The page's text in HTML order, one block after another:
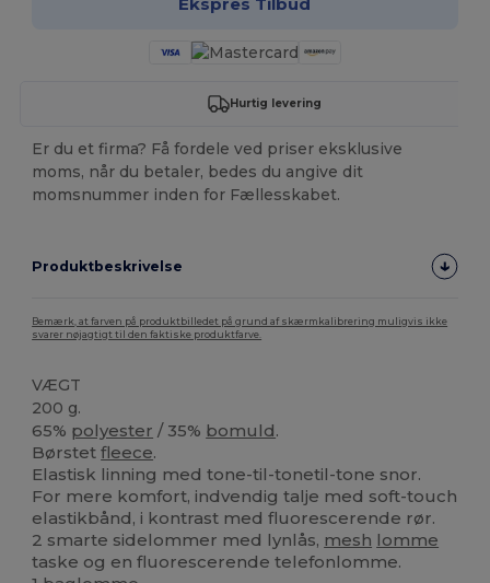
Ekspres Tilbud
Hurtig levering
Er du et firma? Få fordele ved priser eksklusive
moms, når du betaler, bedes du angive dit
momsnummer inden for Fællesskabet.
Produktbeskrivelse
Bemærk, at farven på produktbilledet på grund af skærmkalibrering muligvis ikke
svarer nøjagtigt til den faktiske produktfarve.
VÆGT
200 g.
65% polyester / 35% bomuld.
Børstetfleece.
Elastisk linning med tone-til-tonetil-tone snor.
For mere komfort, indvendig talje med soft-touch
elastikbånd, i kontrast med fluorescerende rør.
2 smarte sidelommer med lynlås, mesh lomme
taske og en fluorescerende telefonlomme.